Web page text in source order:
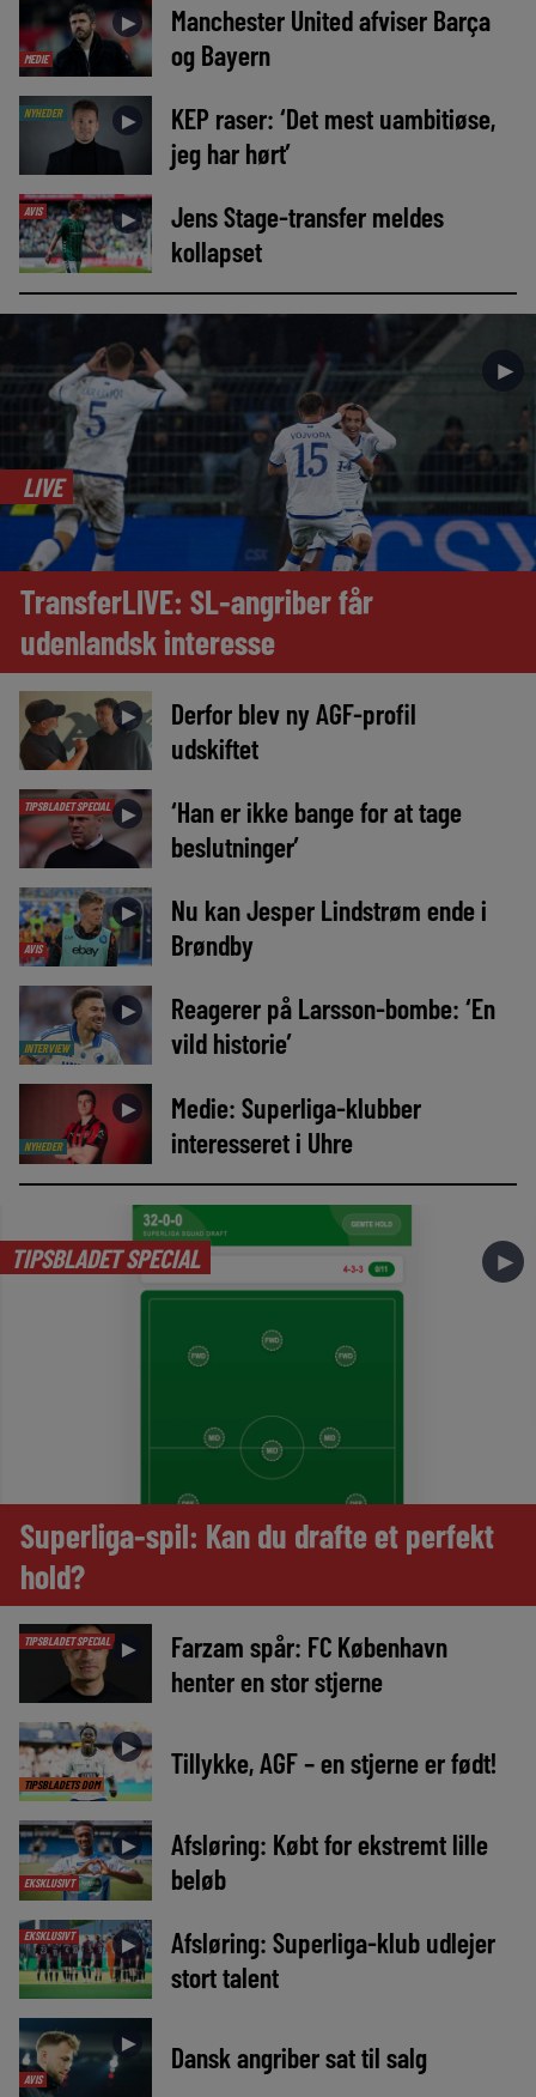
MEDIE
►
Manchester United afviser Barça
og Bayern
NYHEDER ►
KEP raser: ‘Det mest uambitiøse,
jeg har hørt’
AVIS ►
Jens Stage-transfer meldes
kollapset
►
LIVE
TransferLIVE: SL-angriber får
udenlandsk interesse
►
Derfor blev ny AGF-profil
udskiftet
TIPSBLADET SPECIAL ►
‘Han er ikke bange for at tage
beslutninger’
AVIS
►
Nu kan Jesper Lindstrøm ende i
Brøndby
INTERVIEW
►
Reagerer på Larsson-bombe: ‘En
vild historie’
NYHEDER
►
Medie: Superliga-klubber
interesseret i Uhre
TIPSBLADET SPECIAL ►
Superliga-spil: Kan du drafte et perfekt
hold?
TIPSBLADET SPECIAL ►
Farzam spår: FC København
henter en stor stjerne
TIPSBLADETS DOM
► Tillykke, AGF – en stjerne er født!
EKSKLUSIVT
►
Afsløring: Købt for ekstremt lille
beløb
EKSKLUSIVT ►
Afsløring: Superliga-klub udlejer
stort talent
AVIS
► Dansk angriber sat til salg